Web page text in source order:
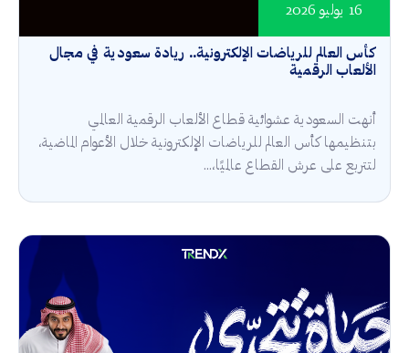
كأس العالم للرياضات الإلكترونية.. ريادة سعودية في مجال
الألعاب الرقمية
16 يوليو 2026
أنهت السعودية عشوائية قطاع الألعاب الرقمية العالمي
بتنظيمها كأس العالم للرياضات الإلكترونية خلال الأعوام الماضية،
لتتربع على عرش القطاع عالميًا،...